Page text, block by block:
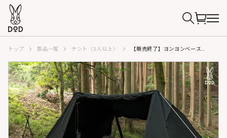
トップ 製品一覧 テント（3人以上） 【販売終了】ヨンヨンベースTC（ブラック） TT5-962-BK